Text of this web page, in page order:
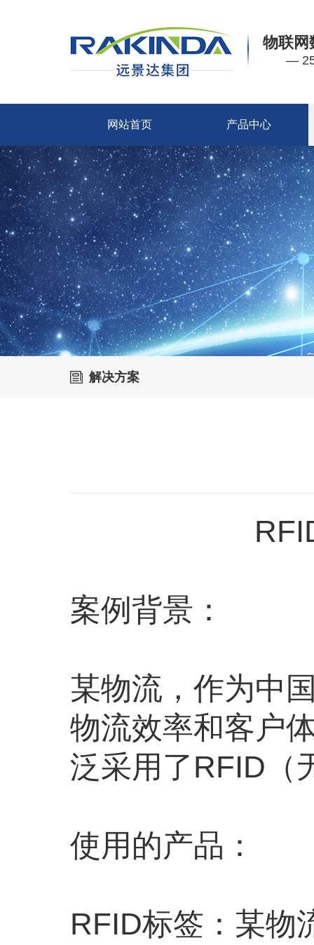
物联网
—
网站首页 产品中心
解决方案
案例背景：
某物流，作为中
物流效率和客户
泛采用了RFID（
使用的产品：
RFID标签：某物